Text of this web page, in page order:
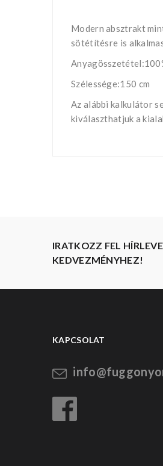
Modern absztrakt
sötétítésre is
Szélessége:150 cm
Az alábbi kalkulátor
kiválaszthatjuk a
IRATKOZZ FEL
KEDVEZMÉNYHEZ!
KAPCSOLAT